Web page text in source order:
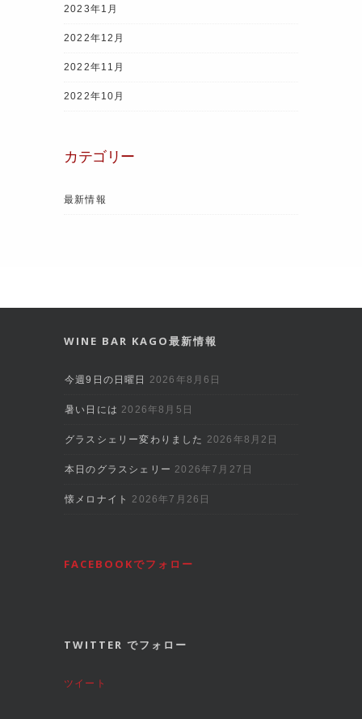
2023年1月
2022年12月
2022年11月
2022年10月
カテゴリー
最新情報
WINE BAR KAGO最新情報
今週9日の日曜日 2026年8月6日
暑い日には 2026年8月5日
グラスシェリー変わりました 2026年8月2日
本日のグラスシェリー 2026年7月27日
懐メロナイト 2026年7月26日
FACEBOOKでフォロー
TWITTER でフォロー
ツイート